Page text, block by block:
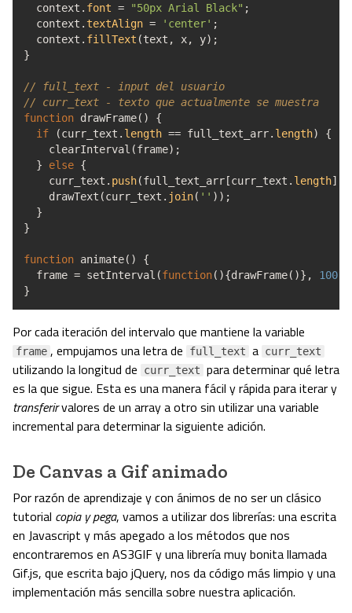
context. font = "50px Arial Black" ;
context. textAlign = 'center' ;
context. fillText (text , x, y) ;
}
// full_text - input del usuario
// curr_text - texto que actualmente se muestra
function drawFrame( )
{
if
(curr_text. length == full_text_arr. length)
{
clearInterval (frame) ;
}
else {
curr_text. push(full_text_arr [curr_text. length]
drawText (curr_text. join( '' ) ) ;
}
}
function animate( )
{
frame = setInterval (function( ){drawFrame( )} , 100
}
Por cada iteración del intervalo que mantiene la variable
frame , empujamos una letra de full_text a curr_text
utilizando la longitud de curr_text para determinar qué letra
es la que sigue. Esta es una manera fácil y rápida para iterar y
transferirvalores de un array a otro sin utilizar una variable
incremental para determinar la siguiente adición.
De Canvas a Gif animado
Por razón de aprendizaje y con ánimos de no ser un clásico
tutorial copia y pega, vamos a utilizar dos librerías: una escrita
en Javascript y más apegado a los métodos que nos
encontraremos en AS3GIF y una librería muy bonita llamada
Gif.js, que escrita bajo jQuery, nos da código más limpio y una
implementación más sencilla sobre nuestra aplicación.